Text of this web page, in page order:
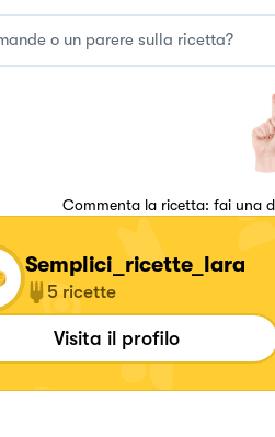
Commenta la ricetta: fai una
Semplici_ricette_lara
5 ricette
Visita il profilo